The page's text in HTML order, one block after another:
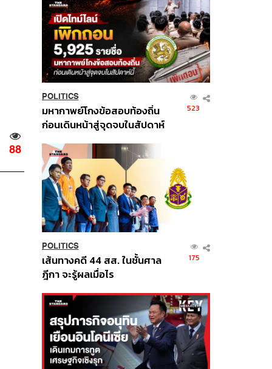
88
POLITICS
มหากาพย์โกงข้อสอบท้องถิ่น
ก่อนเดินหน้าสู่จุดจบในสัปดาห์
523
POLITICS
เส้นทางคดี 44 สส. ในชั้นศาล
ฎีกา จะรู้ผลเมื่อไร
175